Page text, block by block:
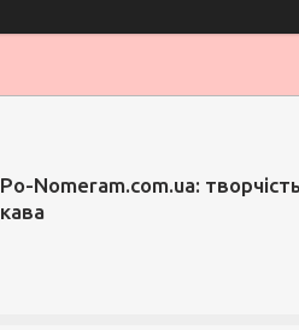
Po-Nomeram.com.ua:
кава